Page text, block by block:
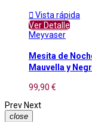
 Vista rápida
Ver Detalle
Meyvaser
Mesita de
Mauvella y
99,90 €
Prev Next
close